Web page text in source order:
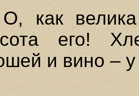
как
его!
и вино – у